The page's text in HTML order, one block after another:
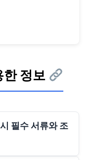
한 정보
필수 서류와 조